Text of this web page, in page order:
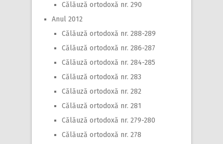
Călăuză ortodoxă nr. 290
Anul 2012
Călăuză ortodoxă nr. 288-289
Călăuză ortodoxă nr. 286-287
Călăuză ortodoxă nr. 284-285
Călăuză ortodoxă nr. 283
Călăuză ortodoxă nr. 282
Călăuză ortodoxă nr. 281
Călăuză ortodoxă nr. 279-280
Călăuză ortodoxă nr. 278